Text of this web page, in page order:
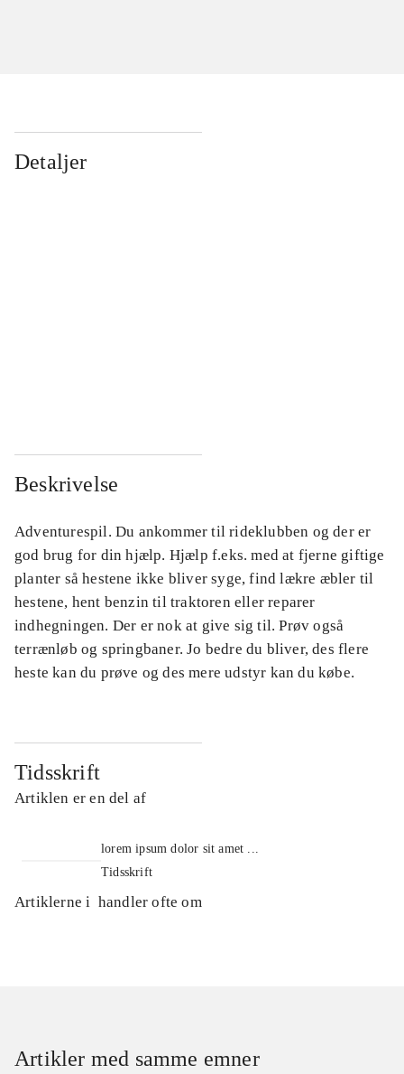
Detaljer
Beskrivelse
Adventurespil. Du ankommer til rideklubben og der er
god brug for din hjælp. Hjælp f.eks. med at fjerne giftige
planter så hestene ikke bliver syge, find lækre æbler til
hestene, hent benzin til traktoren eller reparer
indhegningen. Der er nok at give sig til. Prøv også
terrænløb og springbaner. Jo bedre du bliver, des flere
heste kan du prøve og des mere udstyr kan du købe.
Tidsskrift
Artiklen er en del af
lorem ipsum dolor sit amet ...
Tidsskrift
Artiklerne i handler ofte om
Artikler med samme emner